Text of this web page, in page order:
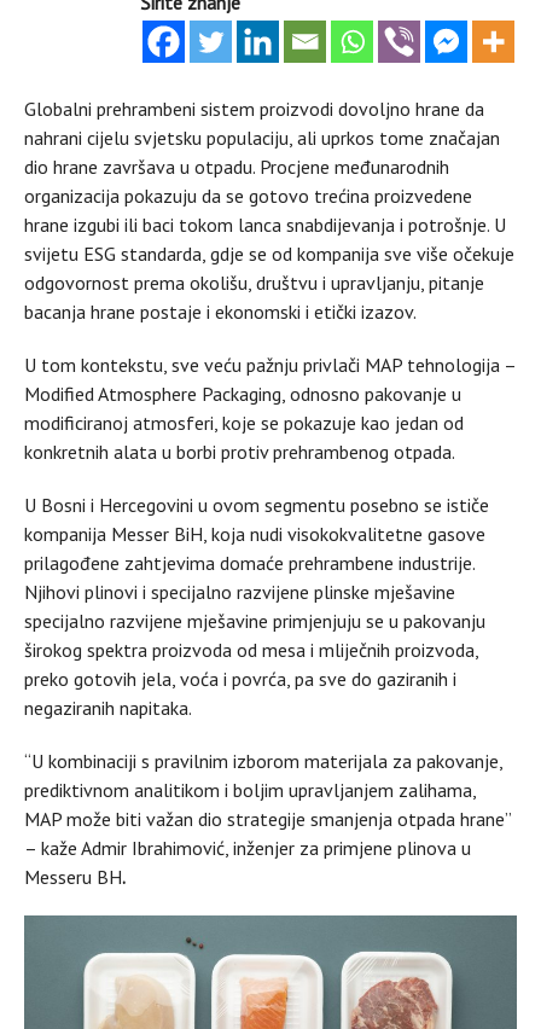
Globalni prehrambeni sistem proizvodi dovoljno hrane da
nahrani cijelu svjetsku populaciju, ali uprkos tome značajan
dio hrane završava u otpadu. Procjene međunarodnih
organizacija pokazuju da se gotovo trećina proizvedene
hrane izgubi ili baci tokom lanca snabdijevanja i potrošnje. U
svijetu ESG standarda, gdje se od kompanija sve više očekuje
odgovornost prema okolišu, društvu i upravljanju, pitanje
bacanja hrane postaje i ekonomski i etički izazov.
U tom kontekstu, sve veću pažnju privlači MAP tehnologija –
Modified Atmosphere Packaging, odnosno pakovanje u
modificiranoj atmosferi, koje se pokazuje kao jedan od
konkretnih alata u borbi protiv prehrambenog otpada.
U Bosni i Hercegovini u ovom segmentu posebno se ističe
kompanija Messer BiH, koja nudi visokokvalitetne gasove
prilagođene zahtjevima domaće prehrambene industrije.
Njihovi plinovi i specijalno razvijene plinske mješavine
specijalno razvijene mješavine primjenjuju se u pakovanju
širokog spektra proizvoda od mesa i mliječnih proizvoda,
preko gotovih jela, voća i povrća, pa sve do gaziranih i
negaziranih napitaka.
“U kombinaciji s pravilnim izborom materijala za pakovanje,
prediktivnom analitikom i boljim upravljanjem zalihama,
MAP može biti važan dio strategije smanjenja otpada hrane”
– kaže Admir Ibrahimović, inženjer za primjene plinova u
Messeru BH.